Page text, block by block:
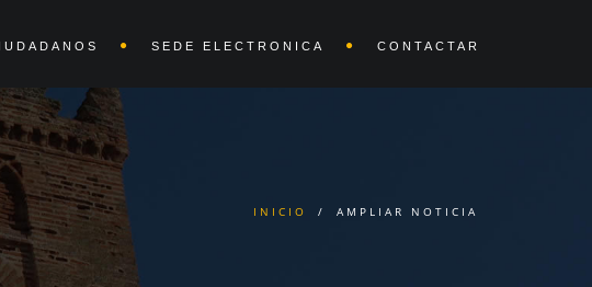
SEDE ELECTRONICA CONTACTAR
INICIO / AMPLIAR NOTICIA